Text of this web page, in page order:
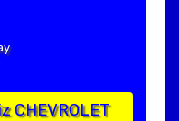
CHEVROLET